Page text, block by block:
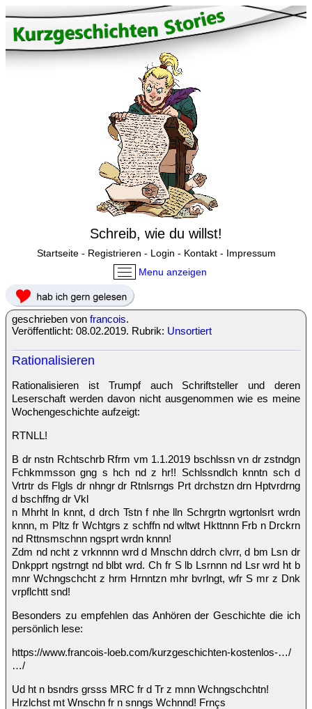
Schreib, wie du willst!
Startseite- Registrieren - Login - Kontakt- Impressum
Menu anzeigen
geschrieben von francois.
Veröffentlicht: 08.02.2019. Rubrik: Unsortiert
Rationalisieren
Rationalisieren ist Trumpf auch Schriftsteller und deren
Leserschaft werden davon nicht ausgenommen wie es meine
Wochengeschichte aufzeigt:
RTNLL!
B dr nstn Rchtschrb Rfrm vm 1.1.2019 bschlssn vn dr zstndgn
Fchkmmsson gng s hch nd z hr!! Schlssndlch knntn sch d
Vrtrtr ds Flgls dr nhngr dr Rtnlsrngs Prt drchstzn drn Hptvrdrng
d bschffng dr Vkl
n Mhrht ln knnt, d drch Tstn f nhe lln Schrgrtn wgrtonlsrt wrdn
knnn, m Pltz fr Wchtgrs z schffn nd wltwt Hkttnnn Frb n Drckrn
nd Rttnsmschnn ngsprt wrdn knnn!
Zdm nd ncht z vrknnnn wrd d Mnschn ddrch clvrr, d bm Lsn dr
Dnkpprt ngstrngt nd blbt wrd. Ch fr S lb Lsrnnn nd Lsr wrd ht b
mnr Wchngschcht z hrm Hrnntzn mhr bvrlngt, wfr S mr z Dnk
vrpflchtt snd!
Besonders zu empfehlen das Anhören der Geschichte die ich
persönlich lese:
https://www.francois-loeb.com/kurzgeschichten-kostenlos-…/
…/
Ud ht n bsndrs grsss MRC fr d Tr z mnn Wchngschchtn!
Hrzlchst mt Wnschn fr n snngs Wchnnd! Frnçs